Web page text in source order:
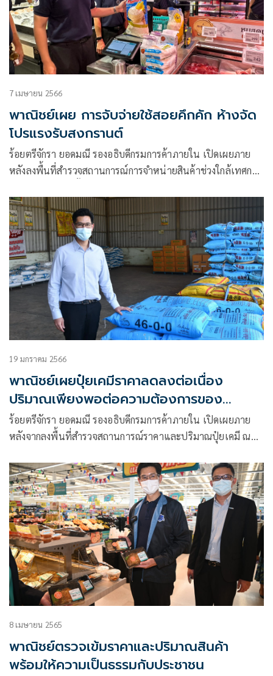
7 เมษายน 2566
พาณิชย์เผย การจับจ่ายใช้สอยคึกคัก ห้างจัด
โปรแรงรับสงกรานต์
ร้อยตรีจักรา ยอดมณี รองอธิบดีกรมการค้าภายใน เปิดเผยภาย
หลังลงพื้นที่สำรวจสถานการณ์การจำหน่ายสินค้าช่วงใกล้เทศกาล
19 มกราคม 2566
พาณิชย์เผยปุ๋ยเคมีราคาลดลงต่อเนื่อง
ปริมาณเพียงพอต่อความต้องการของ
เกษตรกร
ร้อยตรีจักรา ยอดมณี รองอธิบดีกรมการค้าภายใน เปิดเผยภาย
หลังจากลงพื้นที่สำรวจสถานการณ์ราคาและปริมาณปุ๋ยเคมี ณ
8 เมษายน 2565
พาณิชย์ตรวจเข้มราคาและปริมาณสินค้า
พร้อมให้ความเป็นธรรมกับประชาชน